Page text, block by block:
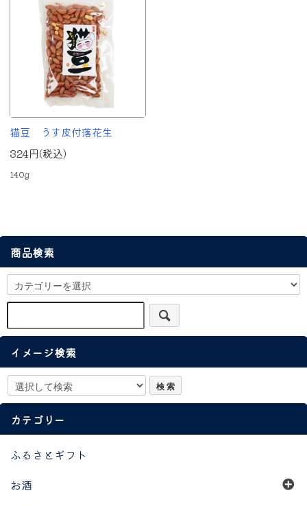
猫豆 うす皮付落花生
324円(税込)
140g
商品検索
イメージ検索
カテゴリー
ふるさとギフト
お酒